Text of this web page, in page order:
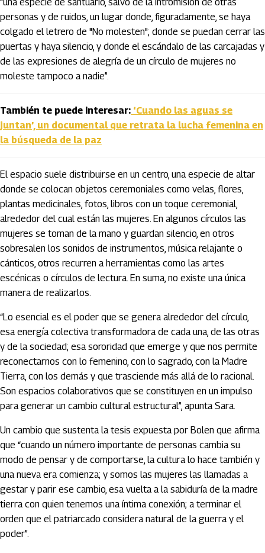
personas y de ruidos, un lugar donde, figuradamente, se haya
colgado el letrero de "No molesten"; donde se puedan cerrar las
puertas y haya silencio, y donde el escándalo de las carcajadas y
de las expresiones de alegría de un círculo de mujeres no
moleste tampoco a nadie”.
También te puede interesar: ‘Cuando las aguas se
juntan’, un documental que retrata la lucha femenina en
la búsqueda de la paz
El espacio suele distribuirse en un centro, una especie de altar
donde se colocan objetos ceremoniales como velas, flores,
plantas medicinales, fotos, libros con un toque ceremonial,
alrededor del cual están las mujeres. En algunos círculos las
mujeres se toman de la mano y guardan silencio, en otros
sobresalen los sonidos de instrumentos, música relajante o
cánticos, otros recurren a herramientas como las artes
escénicas o círculos de lectura. En suma, no existe una única
manera de realizarlos.
“Lo esencial es el poder que se genera alrededor del círculo,
esa energía colectiva transformadora de cada una, de las otras
y de la sociedad; esa sororidad que emerge y que nos permite
reconectarnos con lo femenino, con lo sagrado, con la Madre
Tierra, con los demás y que trasciende más allá de lo racional.
Son espacios colaborativos que se constituyen en un impulso
para generar un cambio cultural estructural”, apunta Sara.
Un cambio que sustenta la tesis expuesta por Bolen que afirma
que “cuando un número importante de personas cambia su
modo de pensar y de comportarse, la cultura lo hace también y
una nueva era comienza; y somos las mujeres las llamadas a
gestar y parir ese cambio, esa vuelta a la sabiduría de la madre
tierra con quien tenemos una íntima conexión; a terminar el
orden que el patriarcado considera natural de la guerra y el
poder”.